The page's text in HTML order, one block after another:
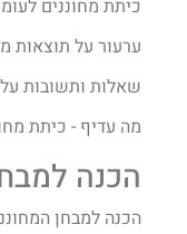
כיתת מחוננים
ערעור על תוצאות
שאלות ותשובות
מה עדיף - כיתת
הכנה
הכנה למבחן